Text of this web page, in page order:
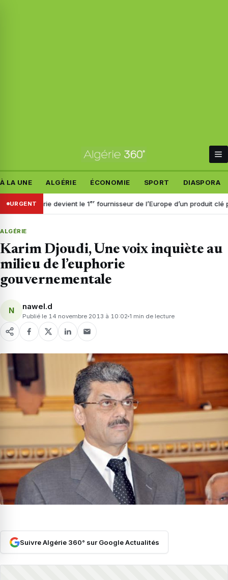
À LA UNE ALGÉRIE ÉCONOMIE SPORT DIASPORA
URGENT
: l’Algérie devient le 1ᵉʳ fournisseur de l’Europe d’un produit clé pour
ALGÉRIE
Karim Djoudi, Une voix inquiète au
milieu de l’euphorie
gouvernementale
N nawel.d
Publié le 14 novembre 2013 à 10:02 1 min de lecture
Suivre Algérie 360° sur Google Actualités